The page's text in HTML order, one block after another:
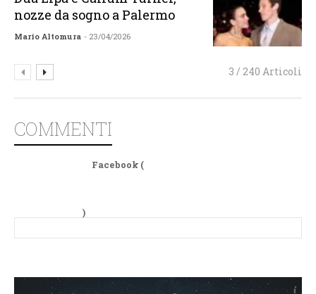
nozze da sogno a Palermo
Mario Altomura - 23/04/2026
3 / 240 Articoli
COMMENTI
Facebook (
)